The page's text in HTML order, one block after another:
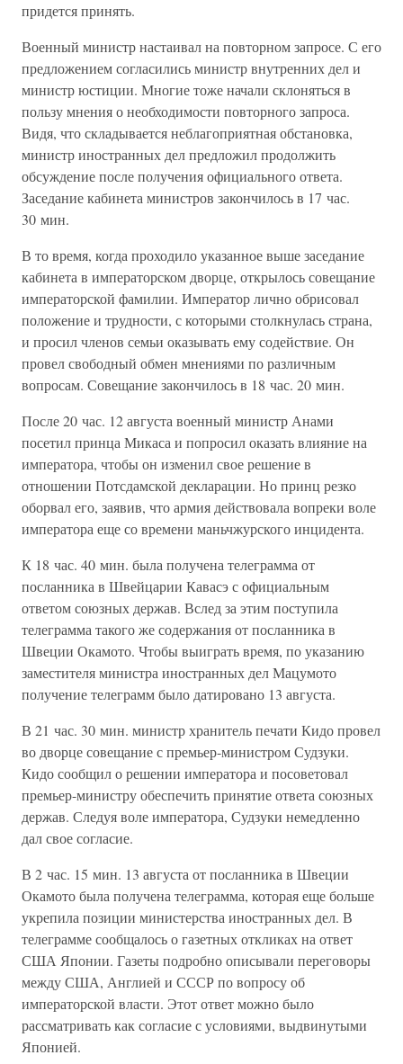
придется принять.
Военный министр настаивал на повторном запросе. С его
предложением согласились министр внутренних дел и
министр юстиции. Многие тоже начали склоняться в
пользу мнения о необходимости повторного запроса.
Видя, что складывается неблагоприятная обстановка,
министр иностранных дел предложил продолжить
обсуждение после получения официального ответа.
Заседание кабинета министров закончилось в 17 час.
30 мин.
В то время, когда проходило указанное выше заседание
кабинета в императорском дворце, открылось совещание
императорской фамилии. Император лично обрисовал
положение и трудности, с которыми столкнулась страна,
и просил членов семьи оказывать ему содействие. Он
провел свободный обмен мнениями по различным
вопросам. Совещание закончилось в 18 час. 20 мин.
После 20 час. 12 августа военный министр Анами
посетил принца Микаса и попросил оказать влияние на
императора, чтобы он изменил свое решение в
отношении Потсдамской декларации. Но принц резко
оборвал его, заявив, что армия действовала вопреки воле
императора еще со времени маньчжурского инцидента.
К 18 час. 40 мин. была получена телеграмма от
посланника в Швейцарии Кавасэ с официальным
ответом союзных держав. Вслед за этим поступила
телеграмма такого же содержания от посланника в
Швеции Окамото. Чтобы выиграть время, по указанию
заместителя министра иностранных дел Мацумото
получение телеграмм было датировано 13 августа.
В 21 час. 30 мин. министр хранитель печати Кидо провел
во дворце совещание с премьер-министром Судзуки.
Кидо сообщил о решении императора и посоветовал
премьер-министру обеспечить принятие ответа союзных
держав. Следуя воле императора, Судзуки немедленно
дал свое согласие.
В 2 час. 15 мин. 13 августа от посланника в Швеции
Окамото была получена телеграмма, которая еще больше
укрепила позиции министерства иностранных дел. В
телеграмме сообщалось о газетных откликах на ответ
США Японии. Газеты подробно описывали переговоры
между США, Англией и СССР по вопросу об
императорской власти. Этот ответ можно было
рассматривать как согласие с условиями, выдвинутыми
Японией.